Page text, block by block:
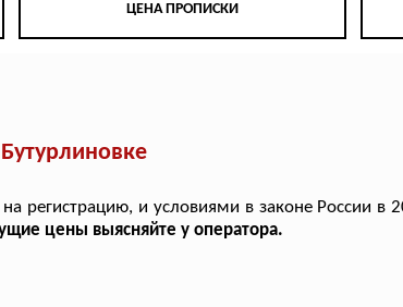
ЦЕНА ПРОПИСКИ
регистрацию, и условиями в законе России в
цены выясняйте у оператора.